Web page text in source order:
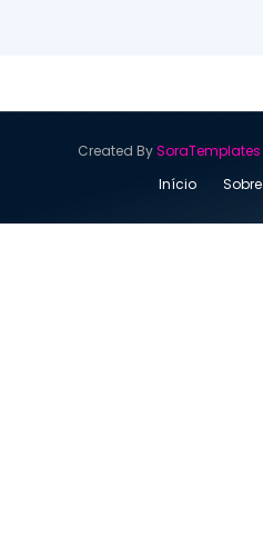
Created BySoraTemplates
Início
Sobre